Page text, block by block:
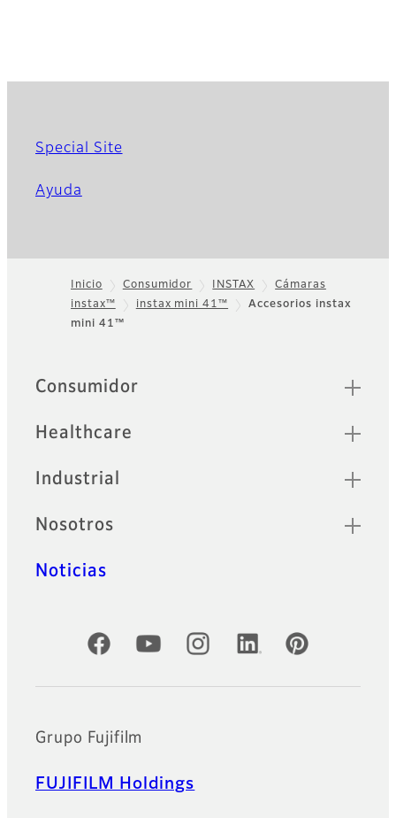
Special Site
Ayuda
Footer
Inicio Consumidor INSTAX
Cámaras
instax™
instax mini 41™
Accesorios instax
mini 41™
Sitemap
Consumidor
Healthcare
Industrial
Nosotros
Noticias
Cuentas oficiales de redes sociales
Grupo Fujifilm
FUJIFILM Holdings